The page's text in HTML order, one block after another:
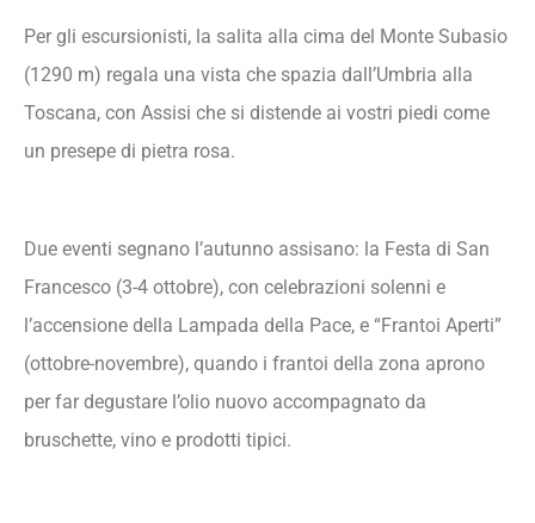
Per gli escursionisti, la salita alla cima del Monte Subasio
(1290 m) regala una vista che spazia dall’Umbria alla
Toscana, con Assisi che si distende ai vostri piedi come
un presepe di pietra rosa.
Due eventi segnano l’autunno assisano: la Festa di San
Francesco (3-4 ottobre), con celebrazioni solenni e
l’accensione della Lampada della Pace, e “Frantoi Aperti”
(ottobre-novembre), quando i frantoi della zona aprono
per far degustare l’olio nuovo accompagnato da
bruschette, vino e prodotti tipici.